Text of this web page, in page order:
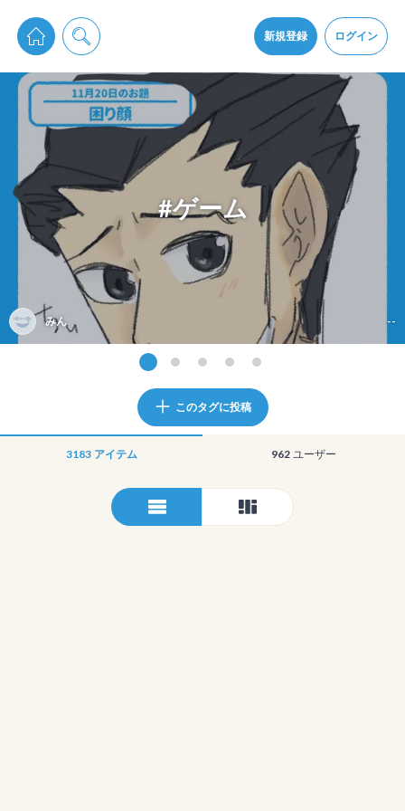
新規登録 ログイン
pixiv Sketchは2024年5月28日付で プライパシーポリシーを改定しました。
通知を受け取るにはここをクリックします
pixiv Sketchアプリでさらに快適に！
アプリをインストール
#ゲーム
みん --
このタグに投稿
3183 アイテム 962 ユーザー